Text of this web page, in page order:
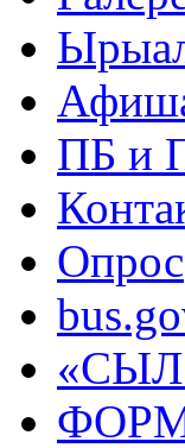
ПБ и
Опрос